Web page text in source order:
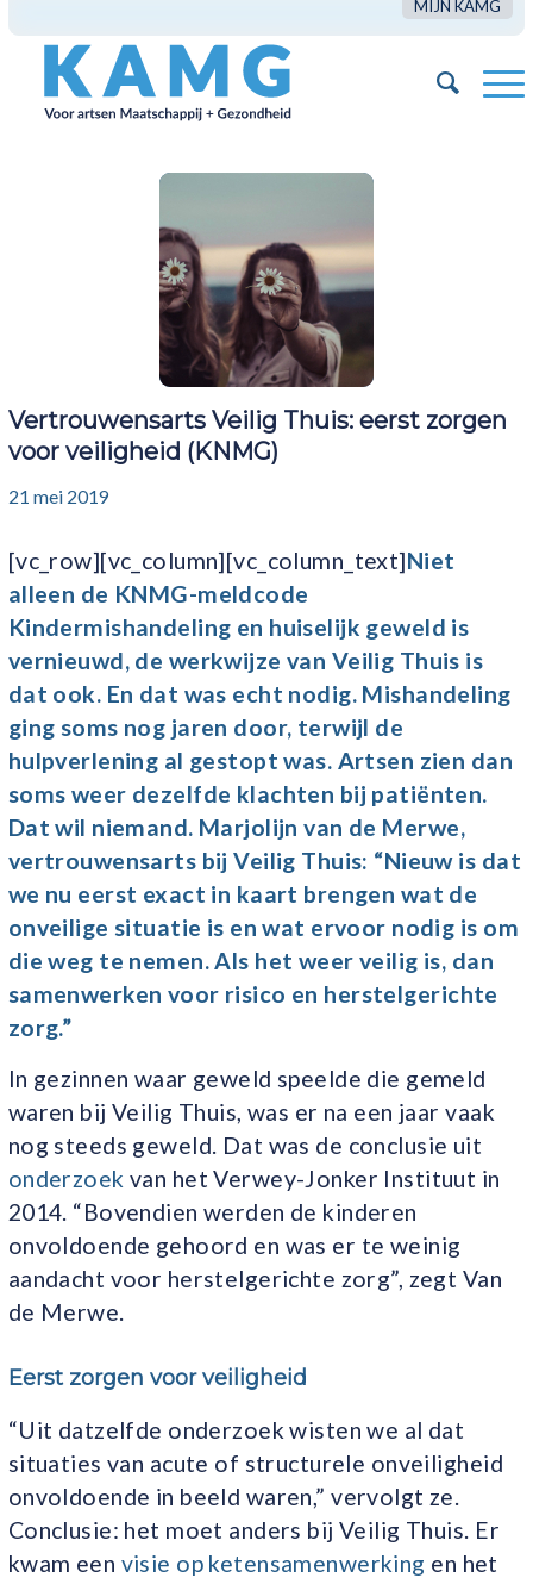
MIJN KAMG
Vertrouwensarts Veilig Thuis: eerst zorgen
voor veiligheid (KNMG)
21 mei 2019
[vc_row][vc_column][vc_column_text]Niet
alleen de KNMG-meldcode
Kindermishandeling en huiselijk geweld is
vernieuwd, de werkwijze van Veilig Thuis is
dat ook. En dat was echt nodig. Mishandeling
ging soms nog jaren door, terwijl de
hulpverlening al gestopt was. Artsen zien dan
soms weer dezelfde klachten bij patiënten.
Dat wil niemand. Marjolijn van de Merwe,
vertrouwensarts bij Veilig Thuis: “Nieuw is dat
we nu eerst exact in kaart brengen wat de
onveilige situatie is en wat ervoor nodig is om
die weg te nemen. Als het weer veilig is, dan
samenwerken voor risico en herstelgerichte
zorg.”
In gezinnen waar geweld speelde die gemeld
waren bij Veilig Thuis, was er na een jaar vaak
nog steeds geweld. Dat was de conclusie uit
onderzoek van het Verwey-Jonker Instituut in
2014. “Bovendien werden de kinderen
onvoldoende gehoord en was er te weinig
aandacht voor herstelgerichte zorg”, zegt Van
de Merwe.
Eerst zorgen voor veiligheid
“Uit datzelfde onderzoek wisten we al dat
situaties van acute of structurele onveiligheid
onvoldoende in beeld waren,” vervolgt ze.
Conclusie: het moet anders bij Veilig Thuis. Er
kwam een visie op ketensamenwerking en het